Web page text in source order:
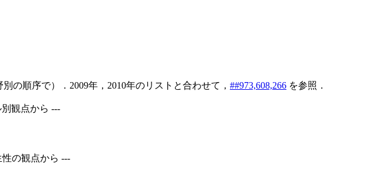
の順序で）．2009年，2010年のリストと合わせて， ##973,608,266 を参照．
観点から ---
の観点から ---